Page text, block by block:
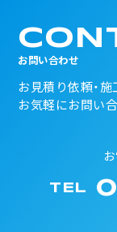
お問い合わせ
お見積り依頼・施
お気軽にお問い
TEL